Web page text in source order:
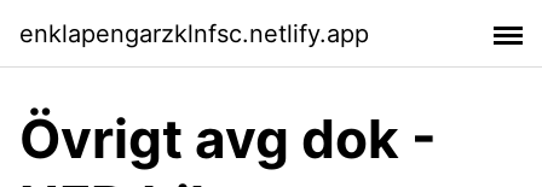
enklapengarzklnfsc.netlify.app
Övrigt avg dok -